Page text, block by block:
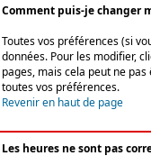
Comment puis-je changer
Toutes vos préférences (si
données. Pour les modifier,
pages, mais cela peut ne
toutes vos préférences.
Revenir en haut de page
Les heures ne sont pas